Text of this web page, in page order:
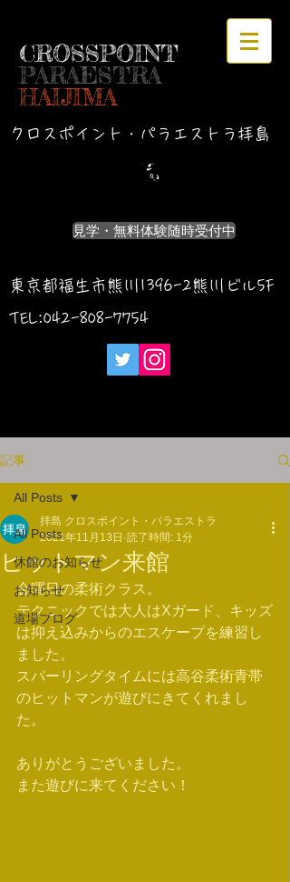
CROSSPOINT
PARAESTRA
HAIJIMA
クロスポイント・パラエストラ拝島
見学・無料体験随時受付中
東京都福生市熊川1396-2熊川ビル5F
TEL:042-808-7754
記事
All Posts
休館のお知らせ
お知らせ
道場ブログ
All Posts
ヒットマン来館
拝島 クロスポイント・パラエストラ
2021年11月13日 読了時間: 1分
金曜日の柔術クラス。
テクニックでは大人はXガード、キッズ
は抑え込みからのエスケープを練習し
ました。
スパーリングタイムには高谷柔術青帯
のヒットマンが遊びにきてくれまし
た。
ありがとうございました。
また遊びに来てください！